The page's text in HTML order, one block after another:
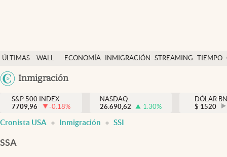
ÚLTIMAS
NOTICIAS
WALL
Y
DÓLAR
ECONOMÍA INMIGRACIÓN STREAMING TIEMPO
México
Inmigración
Finanzas y economía
Wall Street y dólar
Inmigración
S&P 500 INDEX
7709,96
-0.18%
NASDAQ
26.690,62
1.30%
DÓLAR
$ 1520
Cronista USA Inmigración SSI
SSA